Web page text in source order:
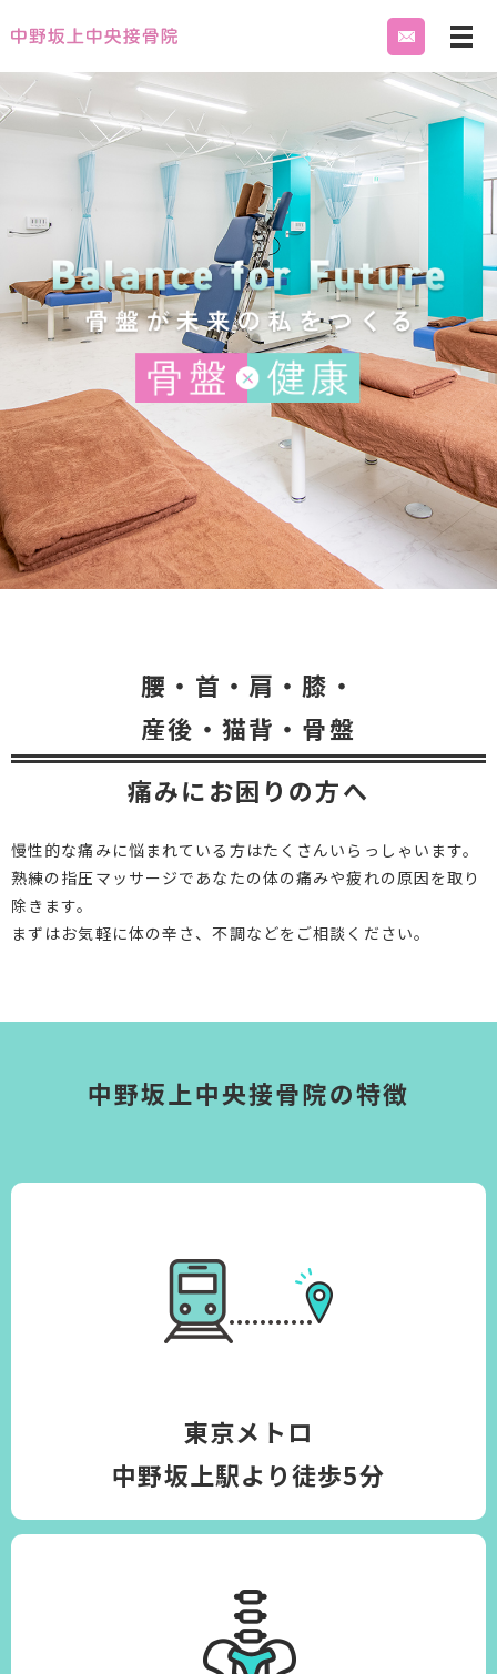
腰・首・肩・膝・
産後・猫背・骨盤
痛みにお困りの方へ
慢性的な痛みに悩まれている方はたくさんいらっしゃいます。
熟練の指圧マッサージであなたの体の痛みや疲れの原因を取り
除きます。
まずはお気軽に体の辛さ、不調などをご相談ください。
中野坂上中央接骨院の特徴
東京メトロ
中野坂上駅より徒歩5分